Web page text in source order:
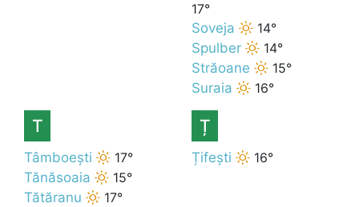
17°
Soveja
14°
Spulber
14°
Străoane
15°
Suraia
16°
T
Tâmboești
17°
Tănăsoaia
15°
Tătăranu
17°
Ț
Țifești 16°